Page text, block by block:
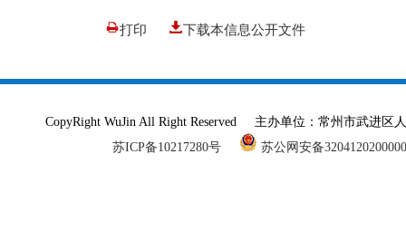
打印 下载本信息公开文件
CopyRight WuJin All Right Reserved 主办单位：常州市武进
苏ICP备10217280号
苏公网安备